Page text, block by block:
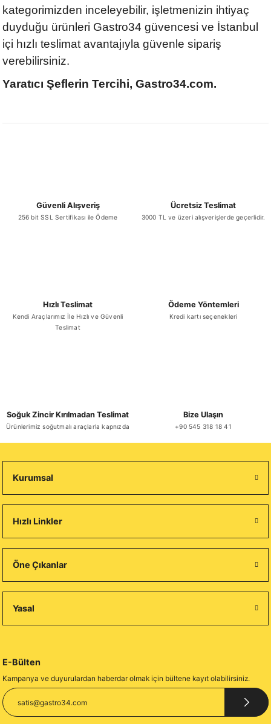
kategorimizden inceleyebilir, işletmenizin ihtiyaç
duyduğu ürünleri Gastro34 güvencesi ve İstanbul
içi hızlı teslimat avantajıyla güvenle sipariş
verebilirsiniz.
Yaratıcı Şeflerin Tercihi, Gastro34.com.
Güvenli Alışveriş
256 bit SSL Sertifikası ile Ödeme
Ücretsiz Teslimat
3000 TL ve üzeri alışverişlerde geçerlidir.
Hızlı Teslimat
Kendi Araçlarımız İle Hızlı ve Güvenli
Teslimat
Ödeme Yöntemleri
Kredi kartı seçenekleri
Soğuk Zincir Kırılmadan Teslimat
Ürünlerimiz soğutmalı araçlarla kapnızda
Bize Ulaşın
+90 545 318 18 41
Kurumsal
Hızlı Linkler
Öne Çıkanlar
Yasal
E-Bülten
Kampanya ve duyurulardan haberdar olmak için bültene kayıt olabilirsiniz.